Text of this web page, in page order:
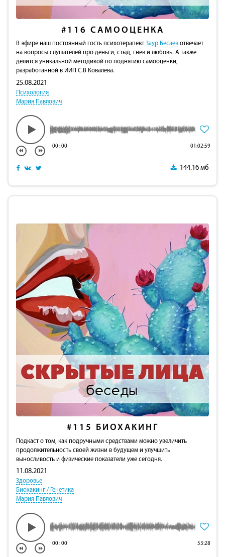
#116 САМООЦЕНКА
В эфире наш постоянный гость психотерапевт Заур Бесаев отвечает
на вопросы слушателей про деньги, стыд, гнев и любовь. А также
делится уникальной методикой по поднятию самооценки,
разработанной в ИИП С.В Ковалева.
25.08.2021
Психология
Мария Павлович
00:00 01:02:59
144.16 мб
#115 БИОХАКИНГ
Подкаст о том, как подручными средствами можно увеличить
продолжительность своей жизни в будущем и улучшить
выносливость и физические показатели уже сегодня.
11.08.2021
Здоровье
Биохакинг / Генетика
Мария Павлович
00:00 53:28